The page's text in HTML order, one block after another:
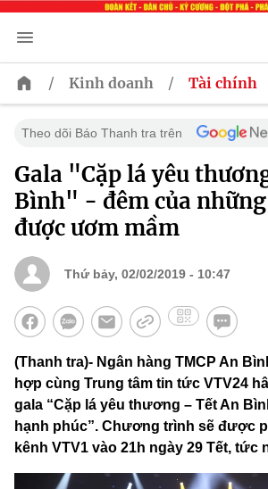
/ Kinh doanh / Tài chính
Theo dõi Báo Thanh tra trên
Gala "Cặp lá yêu
Bình" - đêm của
được ươm mầm
Thứ bảy, 02/02/2019 - 10:47
(Thanh tra)- Ngân hàng TMCP An
hợp cùng Trung tâm tin tức VTV24
gala “Cặp lá yêu thương – Tết An
hạnh phúc”. Chương trình sẽ được
kênh VTV1 vào 21h ngày 29 Tết, tức